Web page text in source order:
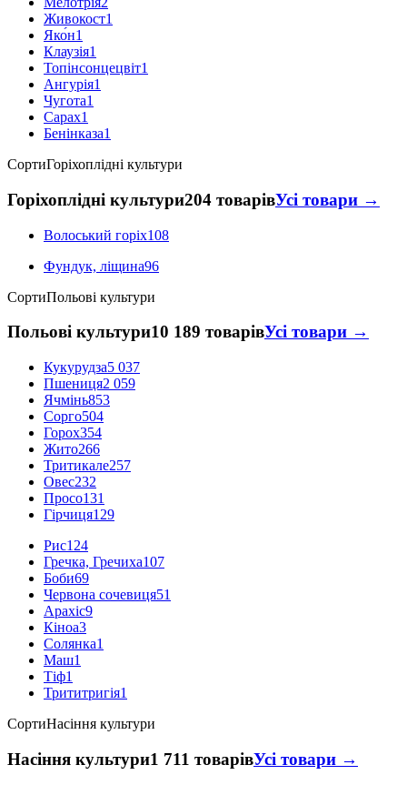
Живокост1
Яко́н1
Клаузія1
Топінсонцецвіт1
Ангурія1
Чугота1
Сарах1
Бенінказа1
СортиГоріхоплідні культури
Горіхоплідні культури204 товарівУсі товари →
Волоський горіх108
Фундук, ліщина96
СортиПольові культури
Польові культури10 189 товарівУсі товари →
Кукурудза5 037
Пшениця2 059
Ячмінь853
Сорго504
Горох354
Жито266
Тритикале257
Овес232
Просо131
Гірчиця129
Рис124
Гречка, Гречиха107
Боби69
Червона сочевиця51
Арахіс9
Кіноа3
Солянка1
Маш1
Тіф1
Трититригія1
СортиНасіння культури
Насіння культури1 711 товарівУсі товари →